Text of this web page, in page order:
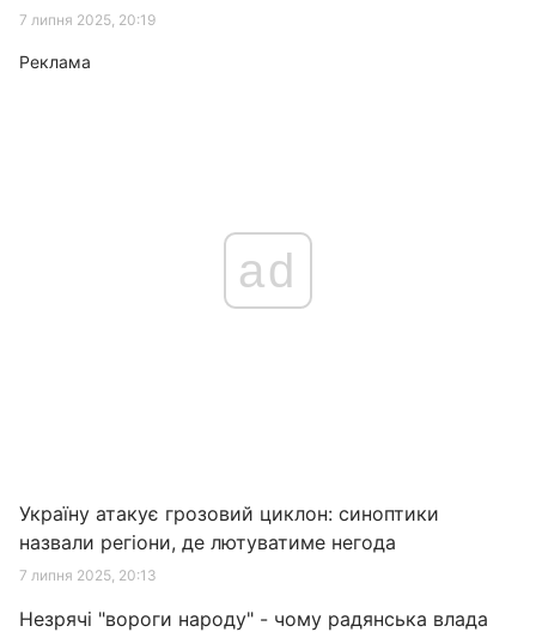
7 липня 2025, 20:19
Реклама
ad
Україну атакує грозовий циклон: синоптики
назвали регіони, де лютуватиме негода
7 липня 2025, 20:13
Незрячі "вороги народу" - чому радянська влада